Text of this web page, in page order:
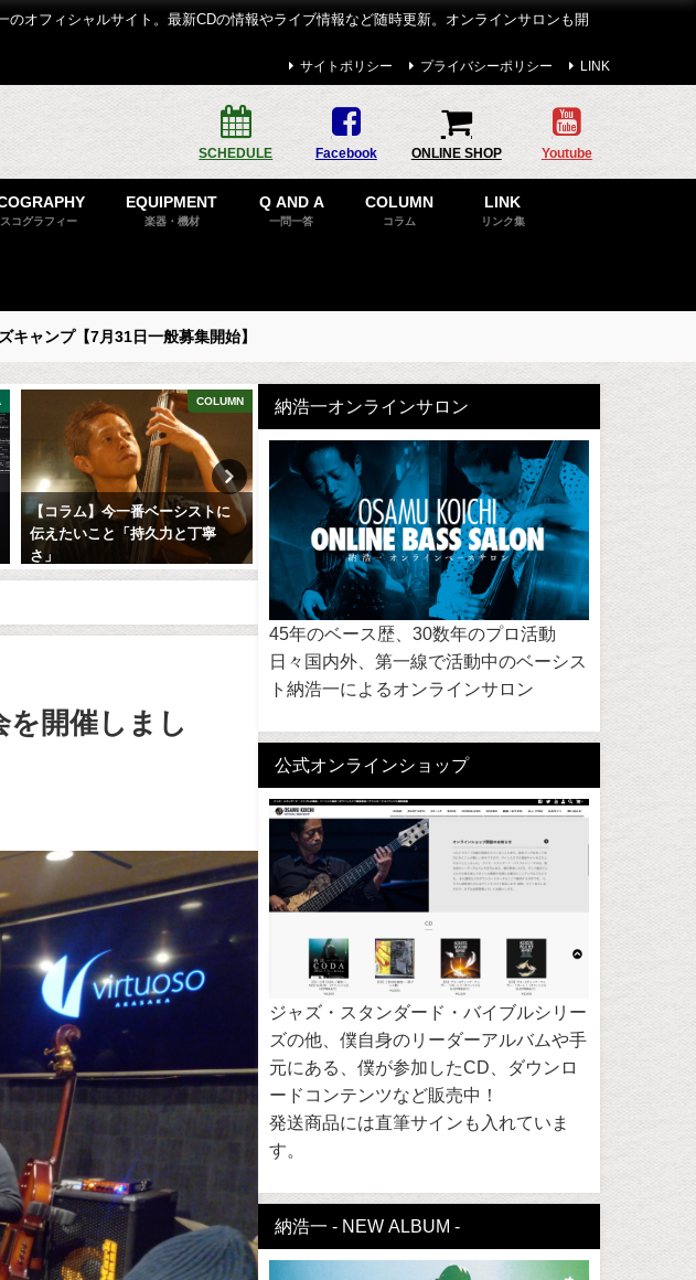
オフィシャルサイト。最新CDの情報やライブ情報など随時更新。オンラインサロンも開
サイトポリシー プライバシーポリシー LINK
SCHEDULE Facebook ONLINE SHOP Youtube
コグラフィー
EQUIPMENT
楽器・機材
Q AND A
一問一答
COLUMN
コラム
LINK
リンク集
キャンプ【7月31日一般募集開始】
COLUMN
【コラム】今一番ベーシストに
伝えたいこと「持久力と丁寧
さ」
BLOG
納浩一オンラインサロン開講し
ます!
2019年3月25日
ジャズ・スタンダード・バ
ル Jazz Standard Bible シ
2018年7月4日
を開催しまし
納浩一オンラインサロン
45年のベース歴、30数年のプロ活動
日々国内外、第一線で活動中のベーシス
ト納浩一によるオンラインサロン
公式オンラインショップ
ジャズ・スタンダード・バイブルシリー
ズの他、僕自身のリーダーアルバムや手
元にある、僕が参加したCD、ダウンロ
ードコンテンツなど販売中！
発送商品には直筆サインも入れていま
す。
納浩一 - NEW ALBUM -